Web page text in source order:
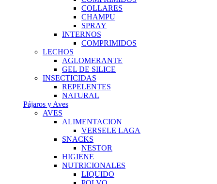
COLLARES
CHAMPU
SPRAY
INTERNOS
COMPRIMIDOS
LECHOS
AGLOMERANTE
GEL DE SILICE
INSECTICIDAS
REPELENTES
NATURAL
Pájaros y Aves
AVES
ALIMENTACION
VERSELE LAGA
SNACKS
NESTOR
HIGIENE
NUTRICIONALES
LIQUIDO